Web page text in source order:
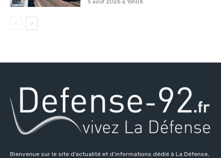
5 août 2026 à 15h06
Bienvenue sur le site d’actualité et d’informations dédié à La Défense,